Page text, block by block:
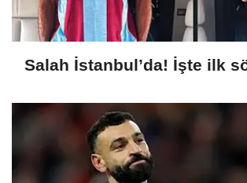
Salah İstanbul’da! İşte ilk